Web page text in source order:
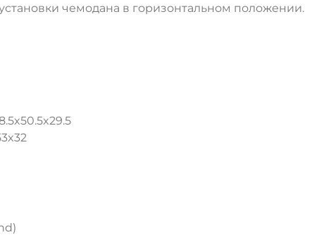
чемодана в горизонтальном положении.